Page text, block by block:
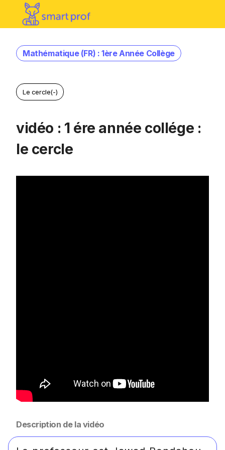
Mathématique (FR) : 1ère Année Collège
Le cercle(-)
vidéo : 1 ére année collége :
le cercle
Description de la vidéo